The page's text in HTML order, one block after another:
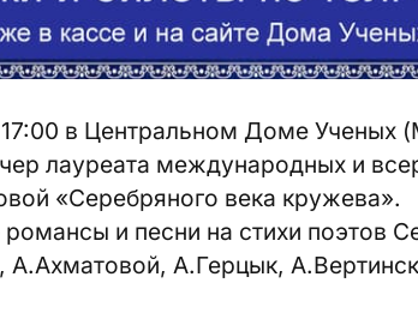
в Центральном Доме Ученых
лауреата международных и
«Серебряного века кружева».
и песни на стихи поэтов
А.Ахматовой, А.Герцык,